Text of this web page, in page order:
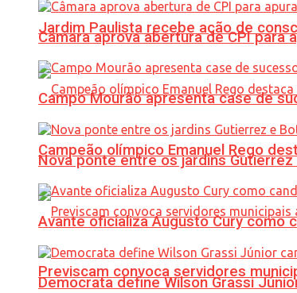
Jardim Paulista recebe ação de
Campeão olímpico Emanuel Rego
Previscam convoca servidores
Câmara aprova abertura de CPI para
Campo Mourão apresenta case de
Nova ponte entre os jardins
Avante oficializa Augusto Cury como
Democrata define Wilson Grassi